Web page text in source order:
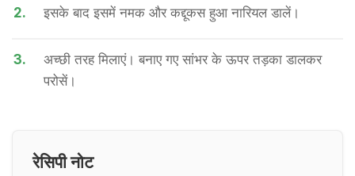
2. इसके बाद इसमें नमक और कद्दूकस हुआ नारियल डालें।
3.
अच्छी तरह मिलाएं। बनाए गए सांभर के ऊपर तड़का डालकर
परोसें।
रेसिपी नोट